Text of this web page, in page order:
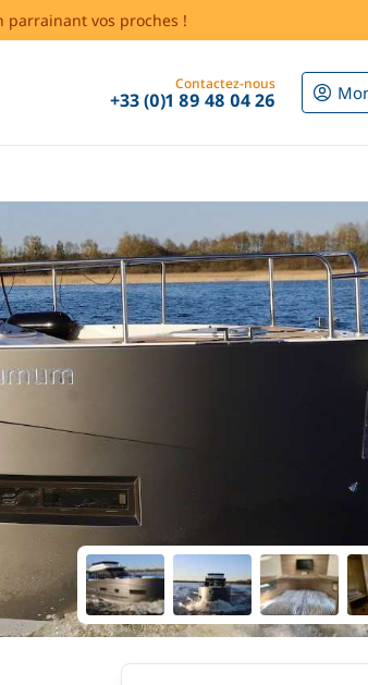
parrainant vos proches !
Contactez-nous
+33 (0)1 89 48 04 26